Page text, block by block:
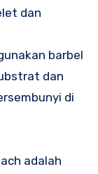
dan
barbel
dan
di
adalah